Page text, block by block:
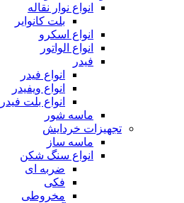
انواع نوار نقاله
بلت کانوایر
انواع اسکرو
انواع الواتور
فیدر
انواع فیدر
انواع ویفیدر
انواع بلت فیدر
ماسه شور
تجهیزات خردایش
ماسه ساز
انواع سنگ شکن
ضربه ای
فکی
مخروطی